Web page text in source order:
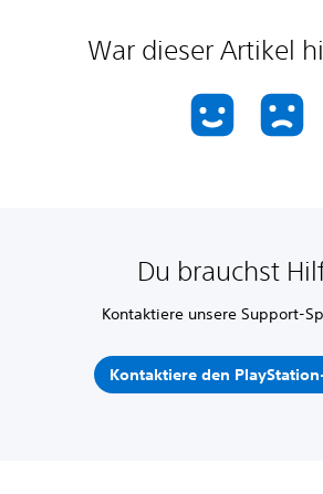
War dieser Artikel
Du brauchst
Kontaktiere unsere Support-
Kontaktiere den